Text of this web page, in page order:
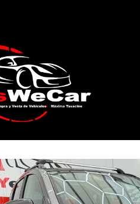
NISSAN QASHQAI 1.5 dCi